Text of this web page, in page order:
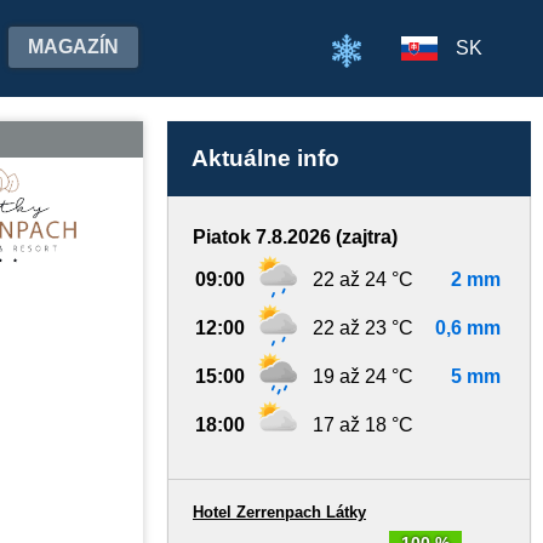
MAGAZÍN SK
Aktuálne info
Piatok 7.8.2026 (zajtra)
09:00 22 až 24 °C 2 mm
12:00 22 až 23 °C 0,6 mm
15:00 19 až 24 °C 5 mm
18:00 17 až 18 °C
Hotel Zerrenpach Látky